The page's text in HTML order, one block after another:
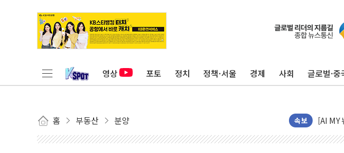
영상 포토 정치 정책·서울 경제 사회 글로벌·중
홈 부동산 분양 속보
[종합]
이란 핵
뉴욕증
[종합]